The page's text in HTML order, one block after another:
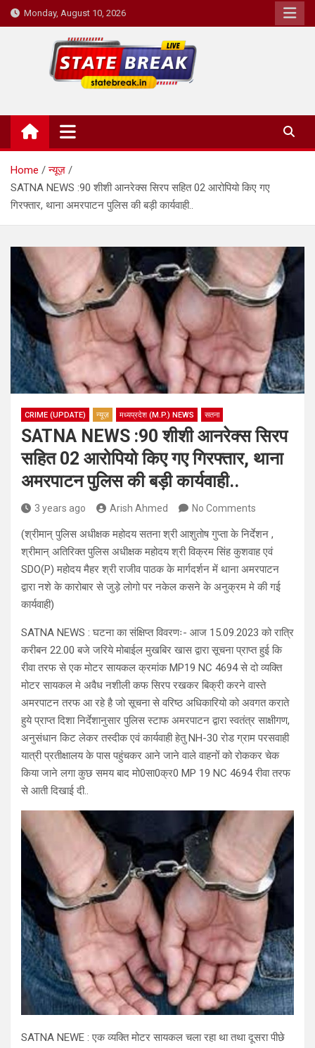
Skip
to
Monday, August 10, 2026
State Break
Home
न्यूज़
SATNA NEWS :90 शीशी आनरेक्स सिरप सहित 02 आरोपियो किए गए
गिरफ्तार, थाना अमरपाटन पुलिस की बड़ी कार्यवाही..
CRIME (UPDATE) न्यूज़ मध्यप्रदेश (M.P.) NEWS सतना
SATNA NEWS :90 शीशी आनरेक्स सिरप
सहित 02 आरोपियो किए गए गिरफ्तार, थाना
अमरपाटन पुलिस की बड़ी कार्यवाही..
3 years ago Arish Ahmed No Comments
(श्रीमान् पुलिस अधीक्षक महोदय सतना श्री आशुतोष गुप्ता के निर्देशन ,
श्रीमान् अतिरिक्त पुलिस अधीक्षक महोदय श्री विक्रम सिंह कुशवाह एवं
SDO(P) महोदय मैहर श्री राजीव पाठक के मार्गदर्शन में थाना अमरपाटन
द्वारा नशे के कारोबार से जुड़े लोगो पर नकेल कसने के अनुक्रम मे की गई
कार्यवाही)
SATNA NEWS : घटना का संक्षिप्त विवरणः- आज 15.09.2023 को रात्रि
करीबन 22.00 बजे जरिये मोबाईल मुखबिर खास द्वारा सूचना प्राप्त हुई कि
रीवा तरफ से एक मोटर सायकल क्रमांक MP19 NC 4694 से दो व्यक्ति
मोटर सायकल मे अवैध नशीली कफ सिरप रखकर बिक्री करने वास्ते
अमरपाटन तरफ आ रहे है जो सूचना से वरिष्ठ अधिकारियो को अवगत कराते
हुये प्राप्त दिशा निर्देशानुसार पुलिस स्टाफ अमरपाटन द्वारा स्वतंत्र साक्षीगण,
अनुसंधान किट लेकर तस्दीक एवं कार्यवाही हेतु NH-30 रोड ग्राम परसवाही
यात्री प्रतीक्षालय के पास पहुंचकर आने जाने वाले वाहनों को रोककर चेक
किया जाने लगा कुछ समय बाद मो0सा0क्र0 MP 19 NC 4694 रीवा तरफ
से आती दिखाई दी..
SATNA NEWE : एक व्यक्ति मोटर सायकल चला रहा था तथा दूसरा पीछे